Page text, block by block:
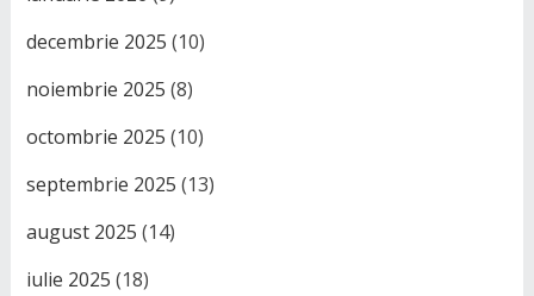
decembrie 2025 (10)
noiembrie 2025 (8)
octombrie 2025 (10)
septembrie 2025 (13)
august 2025 (14)
iulie 2025 (18)